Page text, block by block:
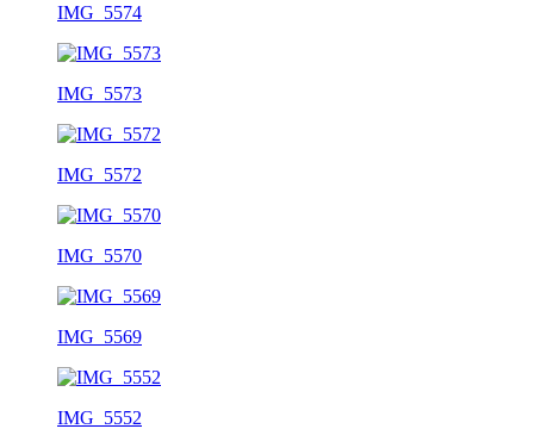
IMG_5574
IMG_5573
IMG_5572
IMG_5570
IMG_5569
IMG_5552